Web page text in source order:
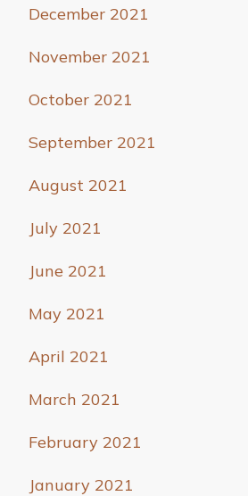
December 2021
November 2021
October 2021
September 2021
August 2021
July 2021
June 2021
May 2021
April 2021
March 2021
February 2021
January 2021